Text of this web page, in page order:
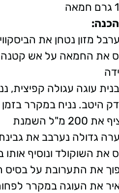
מזון נטחן את
את החמאה על אש קטנה
עוגה עגולה קפיצית,
היטב. נניח במקרר
200 מ"ל השמנת
גדולה נערבב את
את השוקולד ונוסיף
את התערובת על בסיס
את העוגה במקרר לפחות 3 שעות לפני